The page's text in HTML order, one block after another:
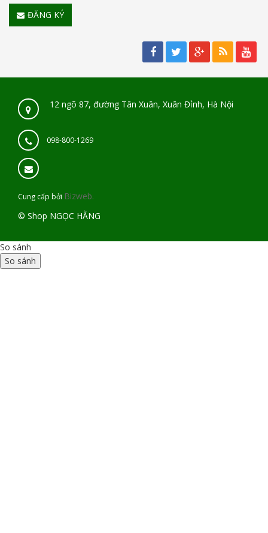
ĐĂNG KÝ
12 ngõ 87, đường Tân Xuân, Xuân Đỉnh, Hà Nội
098-800-1269
Cung cấp bởi Bizweb.
© Shop NGỌC HẰNG
So sánh
So sánh